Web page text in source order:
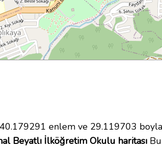
enlem ve 29.119703
Beyatlı İlköğretim Okulu haritası